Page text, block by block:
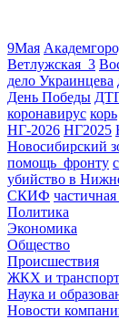
9Мая
Ветлужская_3
дело Украинцева
День Победы
коронавирус корь
НГ-2026 НГ2025
Новосибирский
помощь_фронту
убийство в
СКИФ
Политика
Экономика
Общество
Происшествия
ЖКХ и транспорт
Наука и
Новости